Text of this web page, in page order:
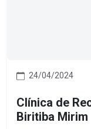
24/04/2024
Clínica de
Biritiba Mirim